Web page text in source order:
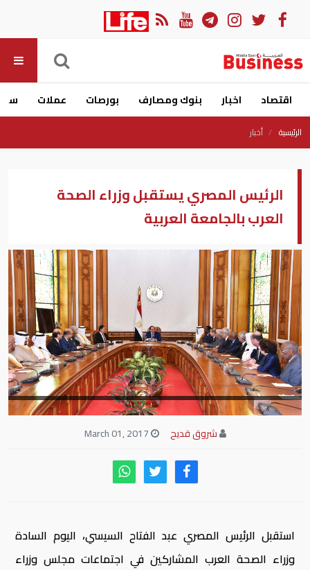
اقتصاد اخبار بنوك ومصارف بورصات عملات
الرئيسية أخبار
الرئيس المصري يستقبل وزراء الصحة
العرب بالجامعة العربية
شروق قديح
استقبل الرئيس المصري عبد الفتاح السيسي، اليوم السادة
وزراء الصحة العرب المشاركين في اجتماعات مجلس وزراء